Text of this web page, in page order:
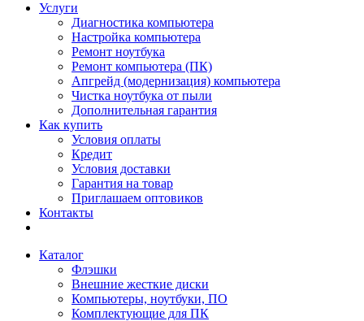
Услуги
Диагностика компьютера
Настройка компьютера
Ремонт ноутбука
Ремонт компьютера (ПК)
Апгрейд (модернизация) компьютера
Чистка ноутбука от пыли
Дополнительная гарантия
Как купить
Условия оплаты
Кредит
Условия доставки
Гарантия на товар
Приглашаем оптовиков
Контакты
Каталог
Флэшки
Внешние жесткие диски
Компьютеры, ноутбуки, ПО
Комплектующие для ПК